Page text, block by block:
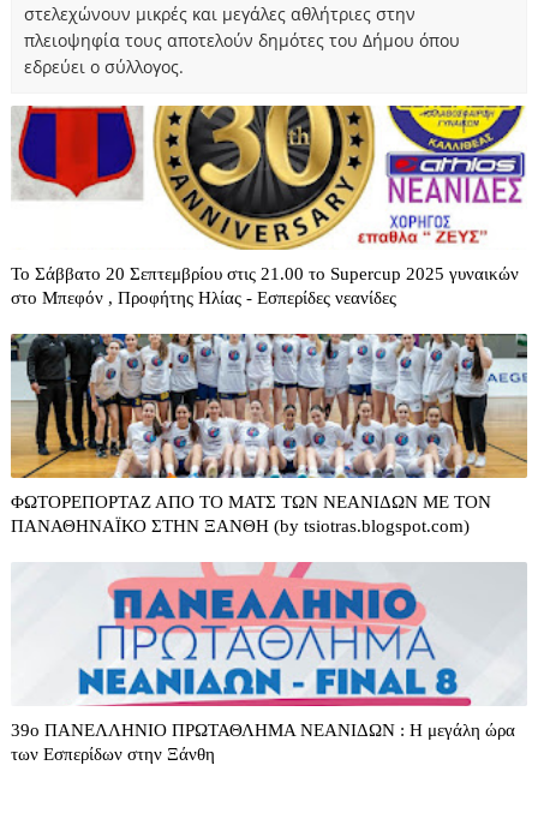
στελεχώνουν μικρές και μεγάλες αθλήτριες στην
πλειοψηφία τους αποτελούν δημότες του Δήμου όπου
εδρεύει ο σύλλογος.
Το Σάββατο 20 Σεπτεμβρίου στις 21.00 το Supercup 2025 γυναικών
στο Μπεφόν , Προφήτης Ηλίας - Εσπερίδες νεανίδες
ΦΩΤΟΡΕΠΟΡΤΑΖ ΑΠΟ ΤΟ ΜΑΤΣ ΤΩΝ ΝΕΑΝΙΔΩΝ ΜΕ ΤΟΝ
ΠΑΝΑΘΗΝΑΪΚΟ ΣΤΗΝ ΞΑΝΘΗ (by tsiotras.blogspot.com)
39o ΠΑΝΕΛΛΗΝΙΟ ΠΡΩΤΑΘΛΗΜΑ ΝΕΑΝΙΔΩΝ : Η μεγάλη ώρα
των Εσπερίδων στην Ξάνθη